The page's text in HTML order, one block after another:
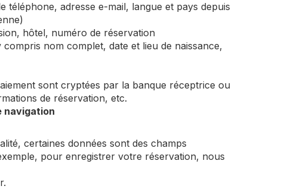
téléphone, adresse e-mail, langue et pays depuis
hôtel, numéro de réservation
nom complet, date et lieu de naissance,
sont cryptées par la banque réceptrice ou
de réservation, etc.
navigation
certaines données sont des champs
pour enregistrer votre réservation, nous